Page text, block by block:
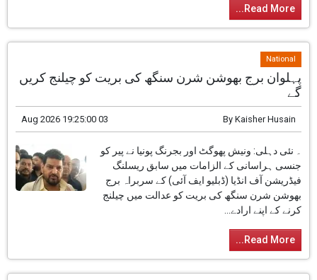
Read More...
National
پہلوان برج بھوشن شرن سنگھ کی بریت کو چیلنج کریں
گے
03 Aug 2026 19:25:00 By Kaisher Husain
۔ نئی دہلی: ونیش پھوگٹ اور بجرنگ پونیا نے پیر کو
جنسی ہراسانی کے الزامات میں سابق ریسلنگ
فیڈریشن آف انڈیا (ڈبلیو ایف آئی) کے سربراہ برج
بھوشن شرن سنگھ کی بریت کو عدالت میں چیلنج
کرنے کے اپنے ارادے...
Read More...